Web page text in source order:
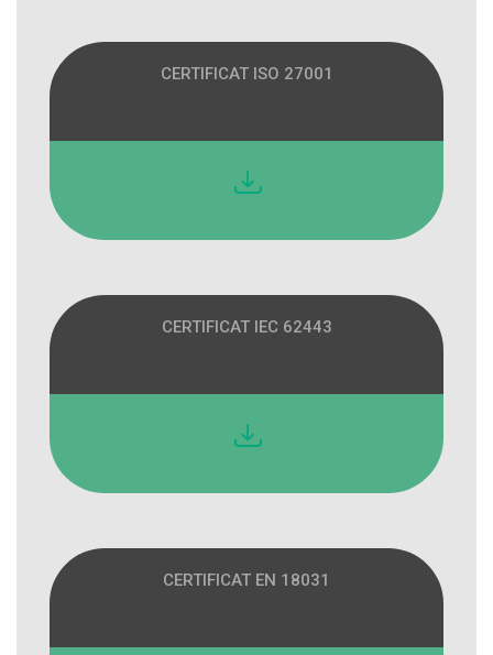
CERTIFICAT ISO 27001
CERTIFICAT IEC 62443
CERTIFICAT EN 18031